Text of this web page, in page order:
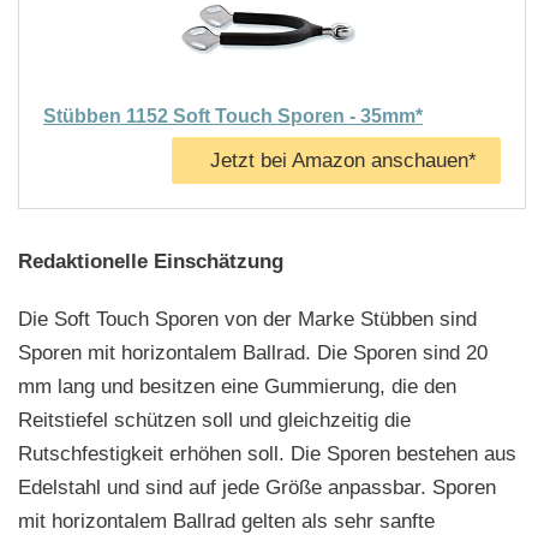
Stübben 1152 Soft Touch Sporen - 35mm*
Jetzt bei Amazon anschauen*
Redaktionelle Einschätzung
Die Soft Touch Sporen von der Marke Stübben sind
Sporen mit horizontalem Ballrad. Die Sporen sind 20
mm lang und besitzen eine Gummierung, die den
Reitstiefel schützen soll und gleichzeitig die
Rutschfestigkeit erhöhen soll. Die Sporen bestehen aus
Edelstahl und sind auf jede Größe anpassbar. Sporen
mit horizontalem Ballrad gelten als sehr sanfte